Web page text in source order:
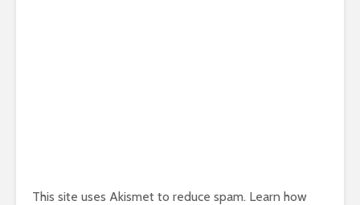
This site uses Akismet to reduce spam. Learn how